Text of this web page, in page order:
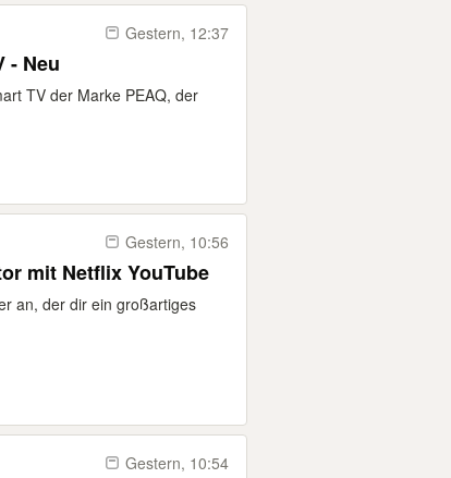
Gestern, 12:37
- Neu
TV der Marke PEAQ, der
Gestern, 10:56
mit Netflix YouTube
an, der dir ein großartiges
Gestern, 10:54